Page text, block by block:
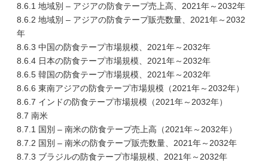
8.6.1 地域別 – アジアの防食テープ売上高、2021年～2032年
8.6.2 地域別 – アジアの防食テープ販売数量、2021年～2032
年
8.6.3 中国の防食テープ市場規模、2021年～2032年
8.6.4 日本の防食テープ市場規模、2021年～2032年
8.6.5 韓国の防食テープ市場規模、2021年～2032年
8.6.6 東南アジアの防食テープ市場規模（2021年～2032年）
8.6.7 インドの防食テープ市場規模（2021年～2032年）
8.7 南米
8.7.1 国別 – 南米の防食テープ売上高（2021年～2032年）
8.7.2 国別 – 南米の防食テープ販売数量、2021年～2032年
8.7.3 ブラジルの防食テープ市場規模、2021年～2032年